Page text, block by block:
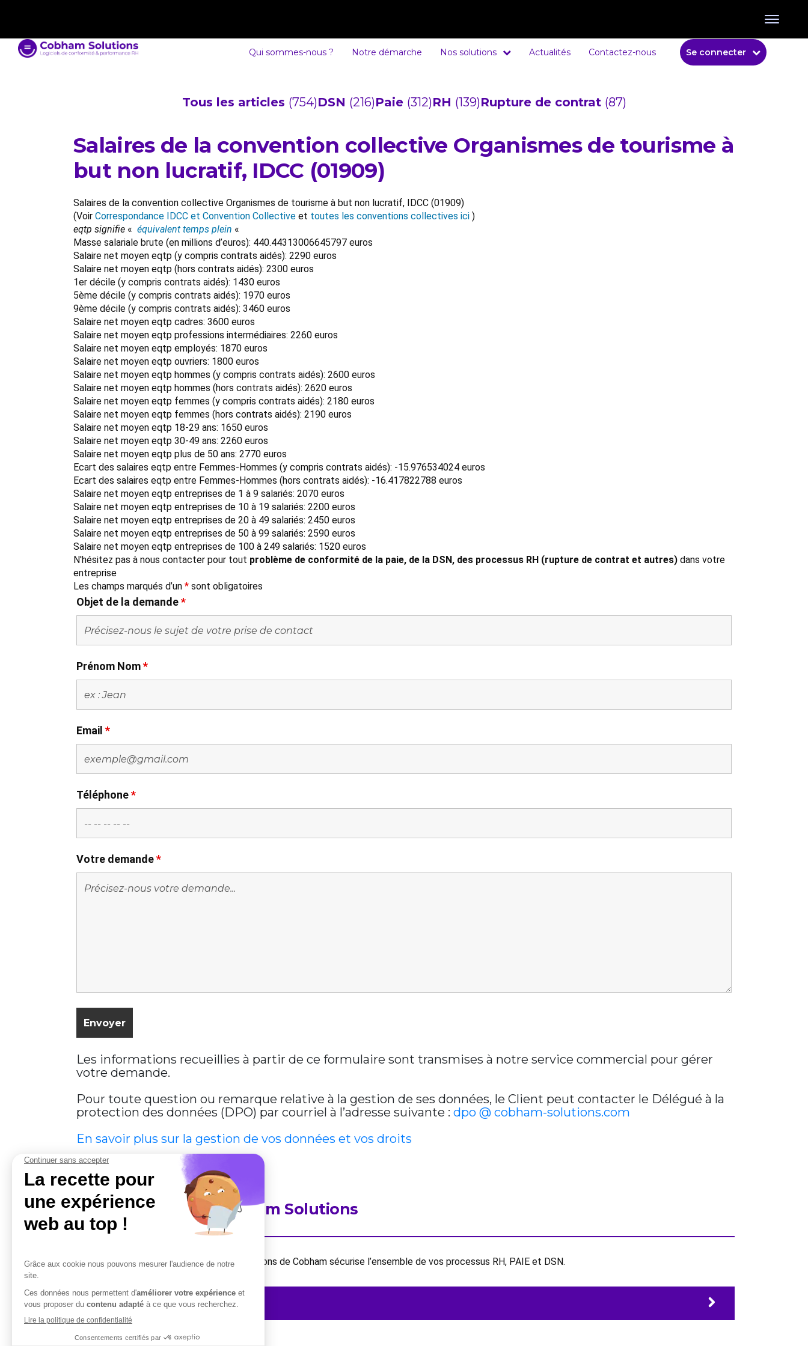
Qui sommes-nous ? Notre démarche Nos solutions Actualités Contactez-nous Se connecter
Tous les articles (754)DSN (216)Paie (312)RH (139)Rupture de contrat (87)
Salaires de la convention collective Organismes de tourisme à
but non lucratif, IDCC (01909)
Salaires de la convention collective Organismes de tourisme à but non lucratif, IDCC (01909)
(Voir Correspondance IDCC et Convention Collective et toutes les conventions collectives ici )
eqtp signifie « équivalent temps plein «
Masse salariale brute (en millions d’euros): 440.44313006645797 euros
Salaire net moyen eqtp (y compris contrats aidés): 2290 euros
Salaire net moyen eqtp (hors contrats aidés): 2300 euros
1er décile (y compris contrats aidés): 1430 euros
5ème décile (y compris contrats aidés): 1970 euros
9ème décile (y compris contrats aidés): 3460 euros
Salaire net moyen eqtp cadres: 3600 euros
Salaire net moyen eqtp professions intermédiaires: 2260 euros
Salaire net moyen eqtp employés: 1870 euros
Salaire net moyen eqtp ouvriers: 1800 euros
Salaire net moyen eqtp hommes (y compris contrats aidés): 2600 euros
Salaire net moyen eqtp hommes (hors contrats aidés): 2620 euros
Salaire net moyen eqtp femmes (y compris contrats aidés): 2180 euros
Salaire net moyen eqtp femmes (hors contrats aidés): 2190 euros
Salaire net moyen eqtp 18-29 ans: 1650 euros
Salaire net moyen eqtp 30-49 ans: 2260 euros
Salaire net moyen eqtp plus de 50 ans: 2770 euros
Ecart des salaires eqtp entre Femmes-Hommes (y compris contrats aidés): -15.976534024 euros
Ecart des salaires eqtp entre Femmes-Hommes (hors contrats aidés): -16.417822788 euros
Salaire net moyen eqtp entreprises de 1 à 9 salariés: 2070 euros
Salaire net moyen eqtp entreprises de 10 à 19 salariés: 2200 euros
Salaire net moyen eqtp entreprises de 20 à 49 salariés: 2450 euros
Salaire net moyen eqtp entreprises de 50 à 99 salariés: 2590 euros
Salaire net moyen eqtp entreprises de 100 à 249 salariés: 1520 euros
N'hésitez pas à nous contacter pour tout problème de conformité de la paie, de la DSN, des processus RH (rupture de contrat et autres) dans votre
entreprise
Les champs marqués d’un * sont obligatoires
Objet de la demande*
Prénom Nom*
Email *
Téléphone*
Votre demande*
Les informations recueillies à partir de ce formulaire sont transmises à notre service commercial pour gérer
votre demande.
Pour toute question ou remarque relative à la gestion de ses données, le Client peut contacter le Délégué à la
protection des données (DPO) par courriel à l’adresse suivante : dpo @ cobham-solutions.com
En savoir plus sur la gestion de vos données et vos droits
En savoir plus sur Cobham Solutions
Destiné aux professionnels, la suite de solutions de Cobham sécurise l’ensemble de vos processus RH, PAIE et DSN.
Contactez-nous